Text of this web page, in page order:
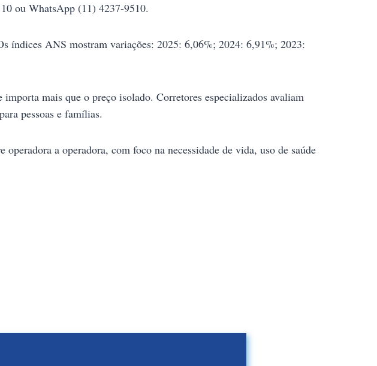
ou WhatsApp (11) 4237-9510.
índices ANS mostram variações: 2025: 6,06%; 2024: 6,91%; 2023:
mais que o preço isolado. Corretores especializados avaliam
pessoas e famílias.
a operadora, com foco na necessidade de vida, uso de saúde